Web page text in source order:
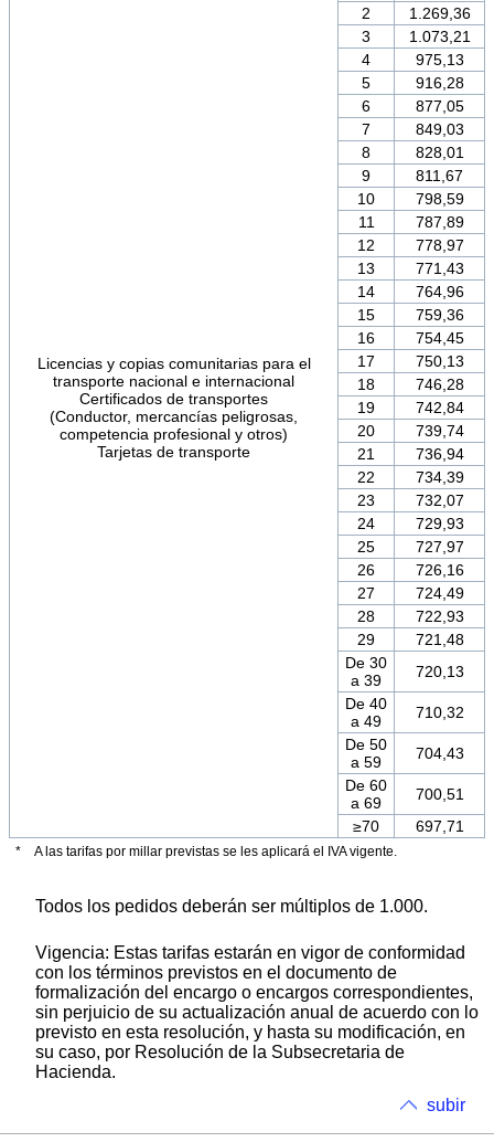
Licencias y copias comunitarias para el
transporte nacional e internacional
Certificados de transportes
(Conductor, mercancías peligrosas,
competencia profesional y otros)
Tarjetas de transporte
2
1.269,36
3
1.073,21
4
975,13
5
916,28
6
877,05
7
849,03
8
828,01
9
811,67
10
798,59
11
787,89
12
778,97
13
771,43
14
764,96
15
759,36
16
754,45
17
750,13
18
746,28
19
742,84
20
739,74
21
736,94
22
734,39
23
732,07
24
729,93
25
727,97
26
726,16
27
724,49
28
722,93
29
721,48
De 30
a 39
720,13
De 40
a 49
710,32
De 50
a 59
704,43
De 60
a 69
700,51
≥70
697,71
* A las tarifas por millar previstas se les aplicará el IVA vigente.
Todos los pedidos deberán ser múltiplos de 1.000.
Vigencia: Estas tarifas estarán en vigor de conformidad
con los términos previstos en el documento de
formalización del encargo o encargos correspondientes,
sin perjuicio de su actualización anual de acuerdo con lo
previsto en esta resolución, y hasta su modificación, en
su caso, por Resolución de la Subsecretaria de
Hacienda.
subir